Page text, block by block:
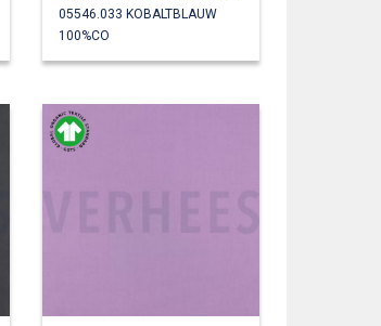
05546.033 KOBALTBLAUW
100%CO